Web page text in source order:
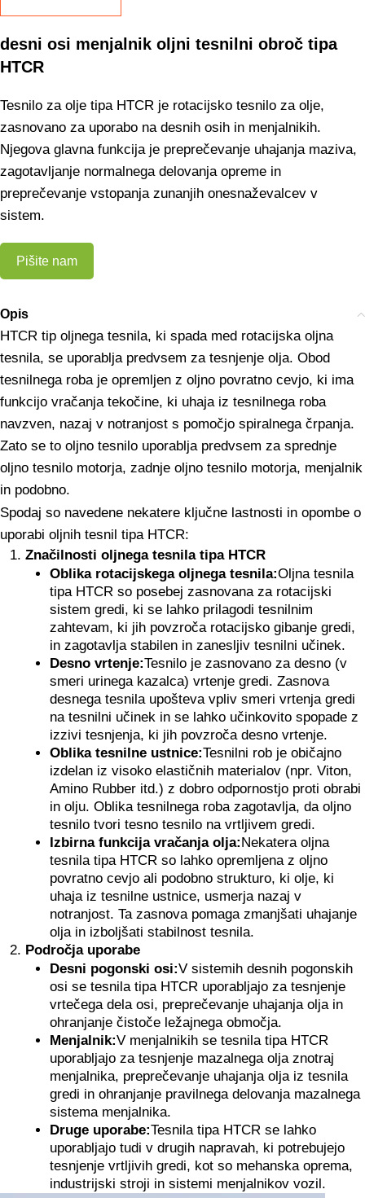
desni osi menjalnik oljni tesnilni obroč tipa
HTCR
Tesnilo za olje tipa HTCR je rotacijsko tesnilo za olje,
zasnovano za uporabo na desnih osih in menjalnikih.
Njegova glavna funkcija je preprečevanje uhajanja maziva,
zagotavljanje normalnega delovanja opreme in
preprečevanje vstopanja zunanjih onesnaževalcev v
sistem.
Pišite nam
Opis
HTCR tip oljnega tesnila, ki spada med rotacijska oljna
tesnila, se uporablja predvsem za tesnjenje olja. Obod
tesnilnega roba je opremljen z oljno povratno cevjo, ki ima
funkcijo vračanja tekočine, ki uhaja iz tesnilnega roba
navzven, nazaj v notranjost s pomočjo spiralnega črpanja.
Zato se to oljno tesnilo uporablja predvsem za sprednje
oljno tesnilo motorja, zadnje oljno tesnilo motorja, menjalnik
in podobno.
Spodaj so navedene nekatere ključne lastnosti in opombe o
uporabi oljnih tesnil tipa HTCR:
Značilnosti oljnega tesnila tipa HTCR
Oblika rotacijskega oljnega tesnila:Oljna tesnila
tipa HTCR so posebej zasnovana za rotacijski
sistem gredi, ki se lahko prilagodi tesnilnim
zahtevam, ki jih povzroča rotacijsko gibanje gredi,
in zagotavlja stabilen in zanesljiv tesnilni učinek.
Desno vrtenje:Tesnilo je zasnovano za desno (v
smeri urinega kazalca) vrtenje gredi. Zasnova
desnega tesnila upošteva vpliv smeri vrtenja gredi
na tesnilni učinek in se lahko učinkovito spopade z
izzivi tesnjenja, ki jih povzroča desno vrtenje.
Oblika tesnilne ustnice:Tesnilni rob je običajno
izdelan iz visoko elastičnih materialov (npr. Viton,
Amino Rubber itd.) z dobro odpornostjo proti obrabi
in olju. Oblika tesnilnega roba zagotavlja, da oljno
tesnilo tvori tesno tesnilo na vrtljivem gredi.
Izbirna funkcija vračanja olja: Nekatera oljna
tesnila tipa HTCR so lahko opremljena z oljno
povratno cevjo ali podobno strukturo, ki olje, ki
uhaja iz tesnilne ustnice, usmerja nazaj v
notranjost. Ta zasnova pomaga zmanjšati uhajanje
olja in izboljšati stabilnost tesnila.
Področja uporabe
Desni pogonski osi:V sistemih desnih pogonskih
osi se tesnila tipa HTCR uporabljajo za tesnjenje
vrtečega dela osi, preprečevanje uhajanja olja in
ohranjanje čistoče ležajnega območja.
Menjalnik:V menjalnikih se tesnila tipa HTCR
uporabljajo za tesnjenje mazalnega olja znotraj
menjalnika, preprečevanje uhajanja olja iz tesnila
gredi in ohranjanje pravilnega delovanja mazalnega
sistema menjalnika.
Druge uporabe:Tesnila tipa HTCR se lahko
uporabljajo tudi v drugih napravah, ki potrebujejo
tesnjenje vrtljivih gredi, kot so mehanska oprema,
industrijski stroji in sistemi menjalnikov vozil.